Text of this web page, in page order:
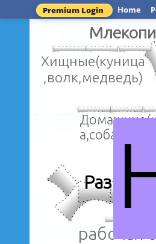
Premium Login Home
Хищные(куница
,волк,медведь)
рабочая